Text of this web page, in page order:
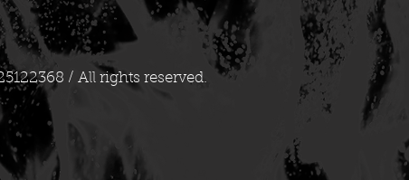
/ All rights reserved.